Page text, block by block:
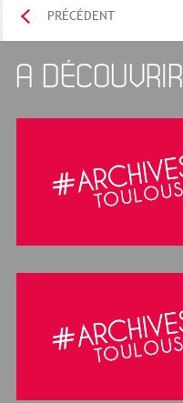
PRÉCÉDENT
A DÉCOUVRIR